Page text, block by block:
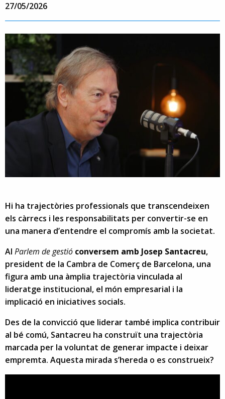
27/05/2026
Hi ha trajectòries professionals que transcendeixen
els càrrecs i les responsabilitats per convertir-se en
una manera d’entendre el compromís amb la societat.
Al Parlem de gestió conversem amb Josep Santacreu,
president de la Cambra de Comerç de Barcelona, una
figura amb una àmplia trajectòria vinculada al
lideratge institucional, el món empresarial i la
implicació en iniciatives socials.
Des de la convicció que liderar també implica contribuir
al bé comú, Santacreu ha construït una trajectòria
marcada per la voluntat de generar impacte i deixar
empremta. Aquesta mirada s’hereda o es construeix?